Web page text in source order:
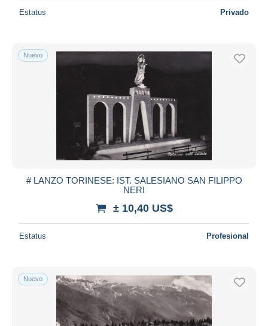
Estatus Privado
Nuevo
# LANZO TORINESE: IST. SALESIANO SAN FILIPPO
NERI
± 10,40 US$
Estatus Profesional
Nuevo